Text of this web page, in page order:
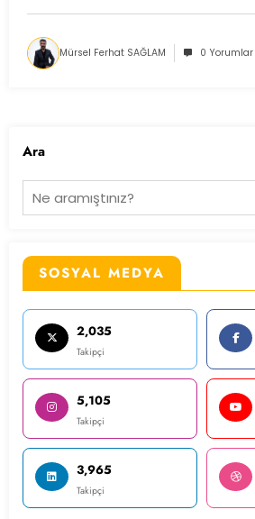
Mürsel Ferhat SAĞLAM 0 Yorumlar
Ara
SOSYAL MEDYA
2,035
Takipçi
5,105
Takipçi
3,965
Takipçi